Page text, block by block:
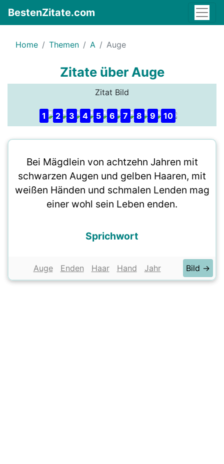
BestenZitate.com
Home Themen A Auge
Zitate über Auge
Zitat Bild
1 2 3 4 5 6 7 8 9 10
Bei Mägdlein von achtzehn Jahren mit
schwarzen Augen und gelben Haaren, mit
weißen Händen und schmalen Lenden mag
einer wohl sein Leben enden.
Sprichwort
Auge Enden Haar Hand Jahr Bild →